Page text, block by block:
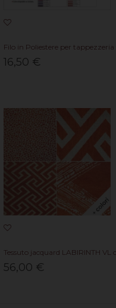
Filo in Poliestere per
16,50 €
Tessuto jacquard LABIRINTH VL
56,00 €